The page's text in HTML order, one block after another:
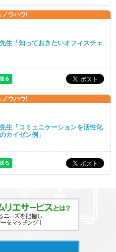
ノウハウ!
生「知っておきたいオフィスチェ
ノウハウ!
生「コミュニケーションを活性化
カイゼン例」